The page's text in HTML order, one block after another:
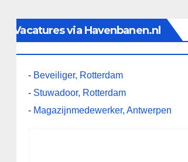
Vacatures via Havenbanen.nl
- Beveiliger, Rotterdam
- Stuwadoor, Rotterdam
- Magazijnmedewerker, Antwerpen